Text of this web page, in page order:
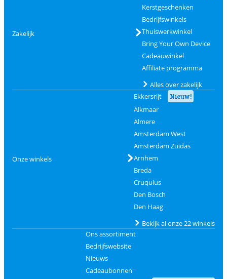
Zakelijk
Kerstgeschenken
Bedrijfswinkels
Thuiswerkwinkel
Bring Your Own Device
Cadeauwinkel
Affiliate programma
Alles over zakelijk
Onze winkels
Ekkersrijt Nieuw!
Alkmaar
Almere
Amsterdam West
Amsterdam Zuidas
Arnhem
Breda
Cruquius
Den Bosch
Den Haag
Bekijk al onze 22 winkels
Ons assortiment
Bedrijfswebsite
Nieuws
Cadeaubonnen